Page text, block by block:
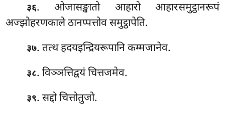
३६. ओजासङ्खातो आहारो आहारसमुट्ठानरूपं
अज्झोहरणकाले ठानप्पत्तोव समुट्ठापेति.
३७. तत्थ हदयइन्द्रियरूपानि कम्मजानेव.
३८. विञ्ञत्तिद्वयं चित्तजमेव.
३९. सद्दो चित्तोतुजो.